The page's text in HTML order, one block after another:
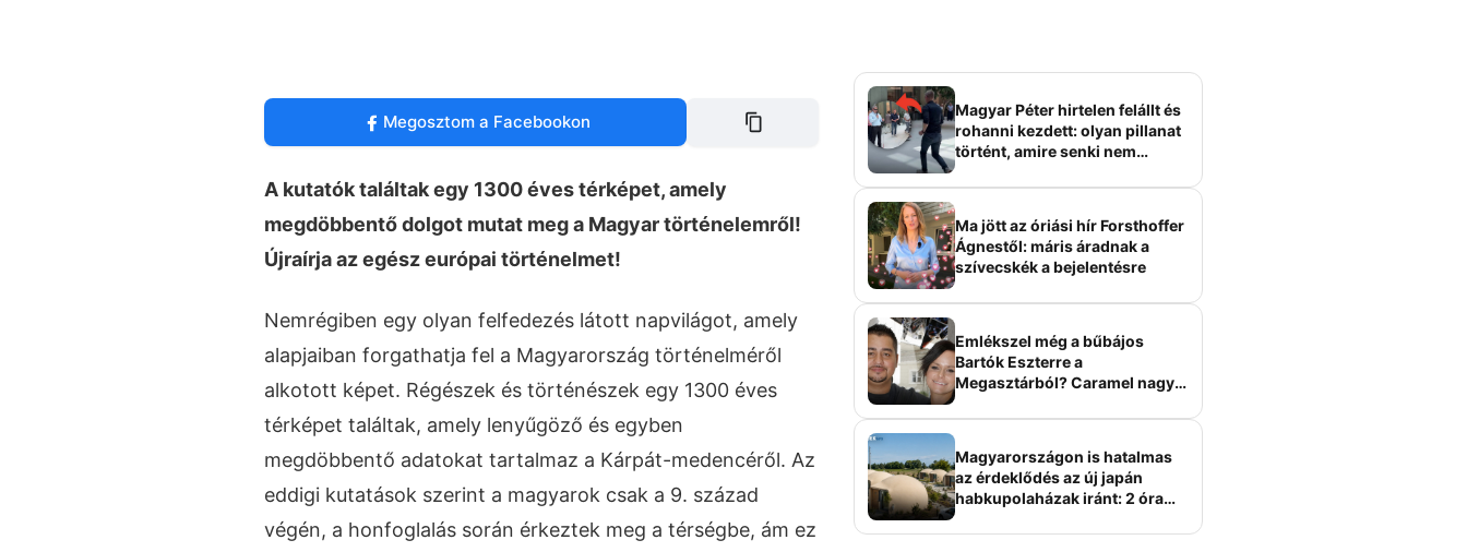
Megosztom a Facebookon
A kutatók találtak egy 1300 éves térképet, amely
megdöbbentő dolgot mutat meg a Magyar történelemről!
Újraírja az egész európai történelmet!
Nemrégiben egy olyan felfedezés látott napvilágot, amely
alapjaiban forgathatja fel a Magyarország történelméről
alkotott képet. Régészek és történészek egy 1300 éves
térképet találtak, amely lenyűgöző és egyben
megdöbbentő adatokat tartalmaz a Kárpát-medencéről. Az
eddigi kutatások szerint a magyarok csak a 9. század
végén, a honfoglalás során érkeztek meg a térségbe, ám ez
Magyar Péter hirtelen felállt és
rohanni kezdett: olyan pillanat
történt, amire senki nem
Ma jött az óriási hír Forsthoffer
Ágnestől: máris áradnak a
szívecskék a bejelentésre
Emlékszel még a bűbájos
Bartók Eszterre a
Megasztárból? Caramel nagy
Magyarországon is hatalmas
az érdeklődés az új japán
habkupolaházak iránt: 2 óra
elképesztő áron hirdetik őket